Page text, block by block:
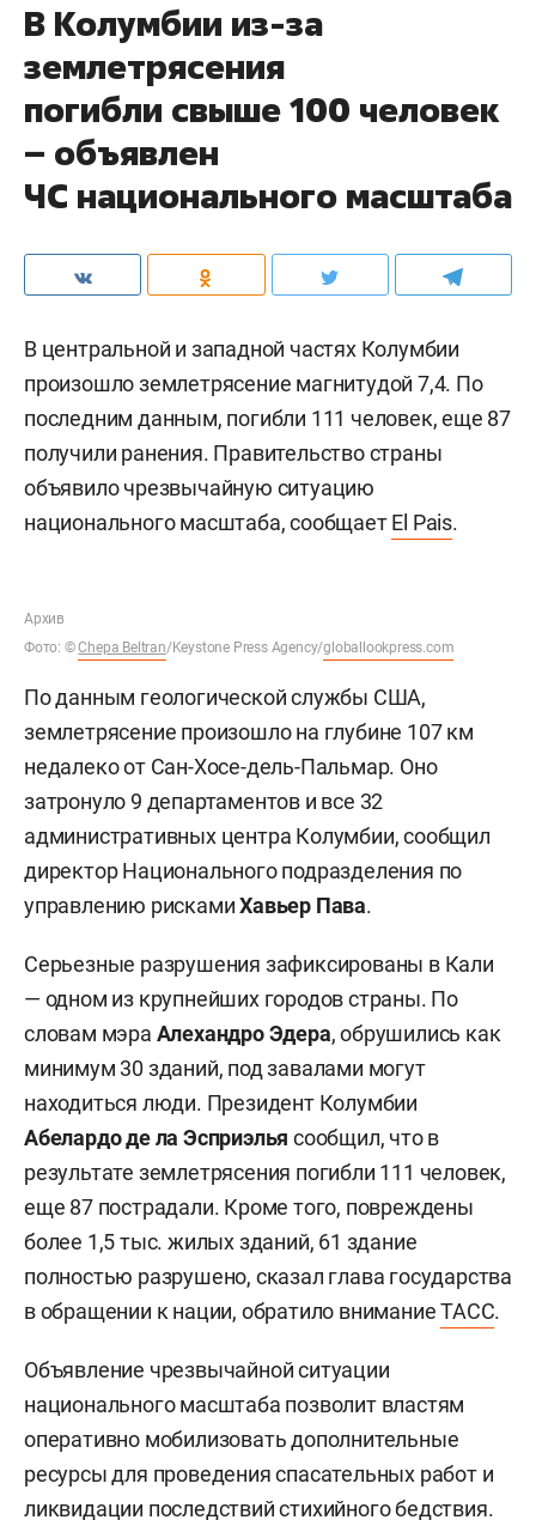
В Колумбии из-за
землетрясения
погибли свыше 100 человек
– объявлен
ЧС национального масштаба
В центральной и западной частях Колумбии
произошло землетрясение магнитудой 7,4. По
последним данным, погибли 111 человек, еще 87
получили ранения. Правительство страны
объявило чрезвычайную ситуацию
национального масштаба, сообщаетEl Pais.
Архив
Фото: ©Chepa Beltran/Keystone Press Agency/globallookpress.com
По данным геологической службы США,
землетрясение произошло на глубине 107 км
недалеко от Сан-Хосе-дель-Пальмар. Оно
затронуло 9 департаментов и все 32
административных центра Колумбии, сообщил
директор Национального подразделения по
управлению рискамиХавьер Пава.
Серьезные разрушения зафиксированы в Кали
— одном из крупнейших городов страны. По
словам мэра Алехандро Эдера, обрушились как
минимум 30 зданий, под завалами могут
находиться люди. Президент Колумбии
Абелардо де ла Эсприэлья сообщил, что в
результате землетрясения погибли 111 человек,
еще 87 пострадали. Кроме того, повреждены
более 1,5 тыс. жилых зданий, 61 здание
полностью разрушено, сказал глава государства
в обращении к нации, обратило вниманиеТАСС.
Объявление чрезвычайной ситуации
национального масштаба позволит властям
оперативно мобилизовать дополнительные
ресурсы для проведения спасательных работ и
ликвидации последствий стихийного бедствия.